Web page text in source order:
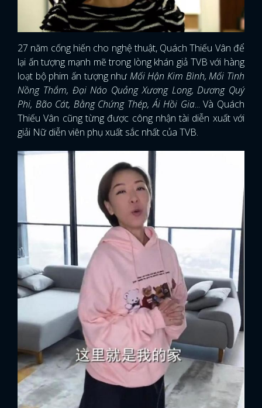
27 năm cống hiến cho nghệ thuật, Quách Thiếu Vân để
lại ấn tượng mạnh mẽ trong lòng khán giả TVB với hàng
loạt bộ phim ấn tượng như Mối Hận Kim Bình, Mối Tình
Nồng Thắm, Đại Náo Quảng Xương Long, Dương Quý
Phi, Bão Cát, Bằng Chứng Thép, Ái Hồi Gia... Và Quách
Thiếu Vân cũng từng được công nhận tài diễn xuất với
giải Nữ diễn viên phụ xuất sắc nhất của TVB.